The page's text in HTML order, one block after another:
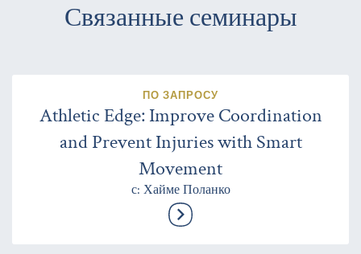
Связанные семинары
ПО ЗАПРОСУ
Athletic Edge: Improve Coordination
and Prevent Injuries with Smart
Movement
с: Хайме Поланко